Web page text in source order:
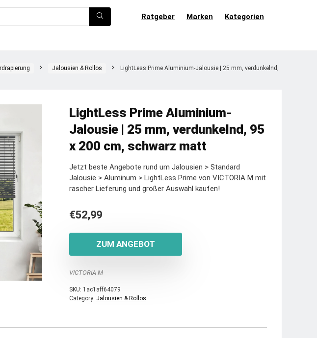
Ratgeber Marken Kategorien
Jalousien & Rollos
LightLess Prime Aluminium-Jalousie | 25 mm, verdunkelnd,
LightLess Prime Aluminium-
Jalousie | 25 mm, verdunkelnd, 95
x 200 cm, schwarz matt
Jetzt beste Angebote rund um Jalousien > Standard
Jalousie > Aluminum > LightLess Prime von VICTORIA M mit
rascher Lieferung und großer Auswahl kaufen!
€52,99
ZUM ANGEBOT
VICTORIA M
SKU: 1ac1aff64079
Category: Jalousien & Rollos